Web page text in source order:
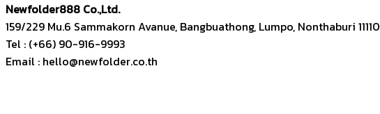
Newfolder888 Co.,Ltd.
159/229 Mu.6 Sammakorn Avanue, Bangbuathong, Lumpo, Nonthaburi 11110
Tel : (+66) 90-916-9993
Email : hello@newfolder.co.th